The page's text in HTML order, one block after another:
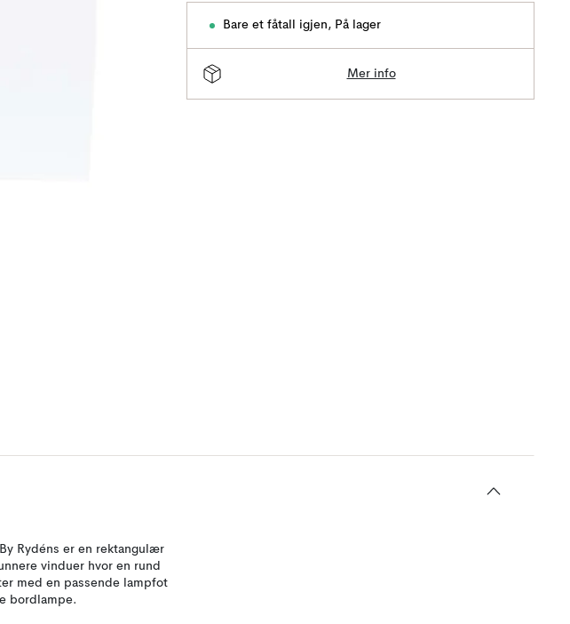
Bare et fåtall igjen, På lager
Mer info
Rydéns er en rektangulær
vinduer hvor en rund
med en passende lampfot
bordlampe.